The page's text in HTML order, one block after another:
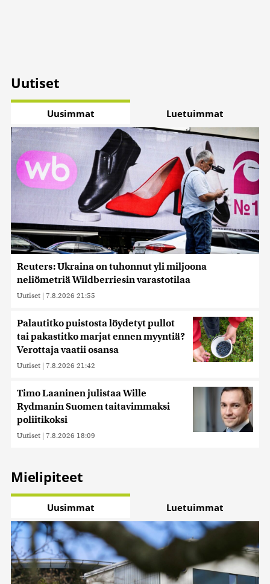
Uutiset
Uusimmat Luetuimmat
Reuters: Ukraina on tuhonnut yli miljoona
neliömetriä Wildberriesin varastotilaa
Uutiset | 7.8.2026 21:55
Palautitko puistosta löydetyt pullot
tai pakastitko marjat ennen myyntiä?
Verottaja vaatii osansa
Uutiset | 7.8.2026 21:42
Timo Laaninen julistaa Wille
Rydmanin Suomen taitavimmaksi
poliitikoksi
Uutiset | 7.8.2026 18:09
Mielipiteet
Uusimmat Luetuimmat